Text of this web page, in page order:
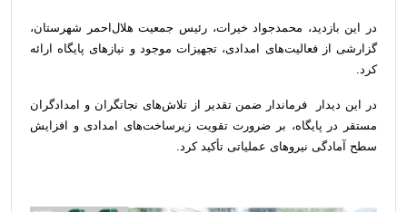
در این بازدید، محمدجواد خیرات، رئیس جمعیت هلال‌احمر شهرستان،
گزارشی از فعالیت‌های امدادی، تجهیزات موجود و نیازهای پایگاه ارائه
کرد.
در این دیدار فرماندار ضمن تقدیر از تلاش‌های نجاتگران و امدادگران
مستقر در پایگاه، بر ضرورت تقویت زیرساخت‌های امدادی و افزایش
سطح آمادگی نیروهای عملیاتی تأکید کرد.